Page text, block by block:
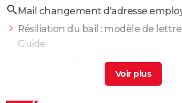
Mail changement d'adresse
Résiliation du bail : modèle de
Guide
Lettre de résiliation d'un